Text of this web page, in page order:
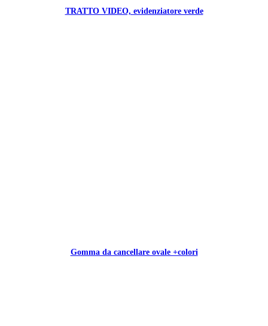
TRATTO VIDEO, evidenziatore verde
Gomma da cancellare ovale +colori